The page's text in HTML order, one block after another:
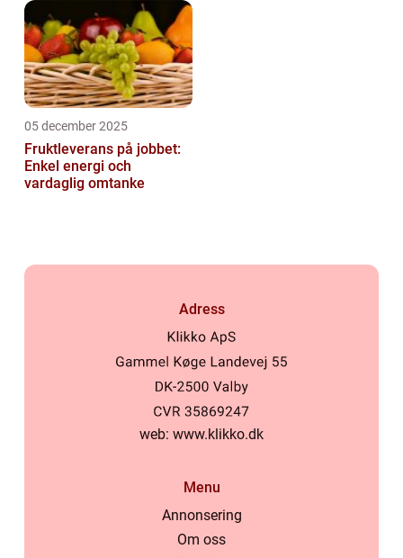
05 december 2025
Fruktleverans på jobbet:
Enkel energi och
vardaglig omtanke
Adress
web: www.klikko.dk
Menu
Annonsering
Om oss